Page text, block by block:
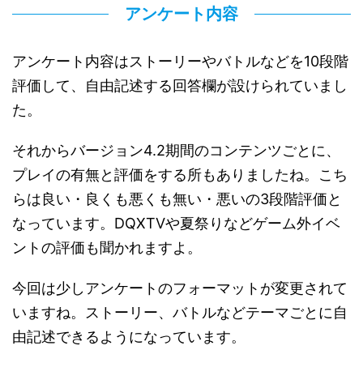
アンケート内容
アンケート内容はストーリーやバトルなどを10段階
評価して、自由記述する回答欄が設けられていまし
た。
それからバージョン4.2期間のコンテンツごとに、
プレイの有無と評価をする所もありましたね。こち
らは良い・良くも悪くも無い・悪いの3段階評価と
なっています。DQXTVや夏祭りなどゲーム外イベ
ントの評価も聞かれますよ。
今回は少しアンケートのフォーマットが変更されて
いますね。ストーリー、バトルなどテーマごとに自
由記述できるようになっています。